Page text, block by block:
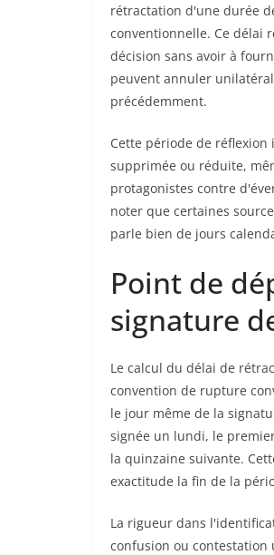
rétractation d'une durée
conventionnelle. Ce délai
décision sans avoir à
peuvent annuler
précédemment.
Cette période de
supprimée ou réduite,
protagonistes contre
noter que certaines
parle bien de jours
Point de
signature
Le calcul du délai de
convention de rupture
le jour même de la
signée un lundi, le
la quinzaine suivante.
exactitude la fin de la
La rigueur dans
confusion ou contestation